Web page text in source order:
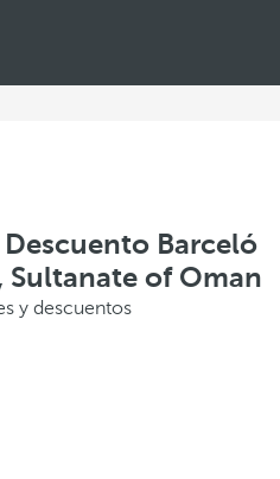
Barceló
Sultanate of Oman
y descuentos